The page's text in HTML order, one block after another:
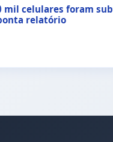
mil celulares foram
relatório